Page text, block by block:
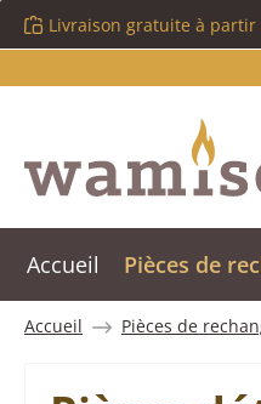
au contenu principal
Passer à la recherche
Passer à la navigation
Livraison gratuite à partir
Accueil Pièces de
Accueil Pièces de